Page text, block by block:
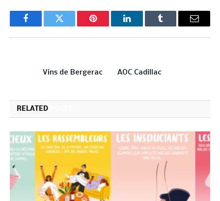
FacebookTwitter Pinterest LinkedInTumblr Email
Vins de Bergerac
AOC Cadillac
RELATED